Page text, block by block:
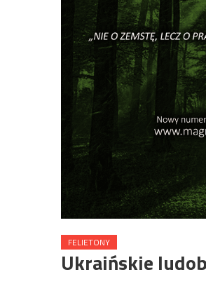
FELIETONY
Ukraińskie